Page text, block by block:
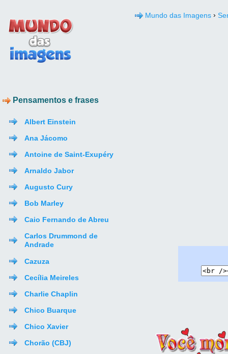
Pensamentos e frases
Albert Einstein
Ana Jácomo
Antoine de Saint-Exupéry
Arnaldo Jabor
Augusto Cury
Bob Marley
Caio Fernando de Abreu
Carlos Drummond de
Andrade
Cazuza
Cecília Meireles
Charlie Chaplin
Chico Buarque
Chico Xavier
Chorão (CBJ)
Mundo das Imagens ›